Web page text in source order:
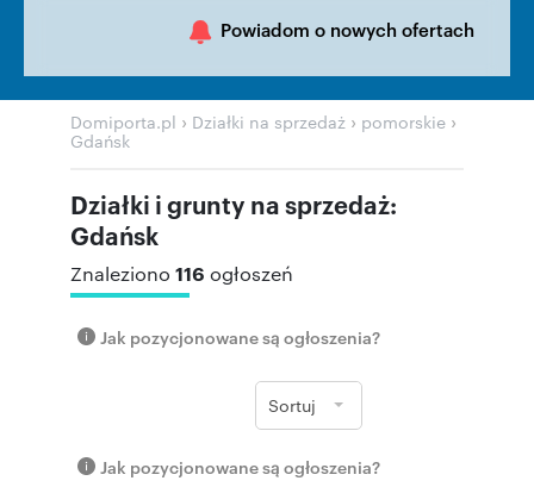
Powiadom o nowych ofertach
Domiporta.pl › Działki na sprzedaż › pomorskie ›
Gdańsk
Działki i grunty na sprzedaż:
Gdańsk
Znaleziono 116 ogłoszeń
Jak pozycjonowane są ogłoszenia?
Sortuj
Jak pozycjonowane są ogłoszenia?